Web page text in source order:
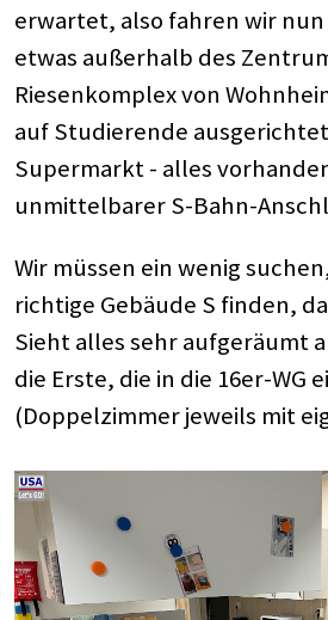
erwartet, also fahren wir
etwas außerhalb des
Riesenkomplex von
auf Studierende
Supermarkt - alles
unmittelbarer S-Bahn-
Wir müssen ein wenig
richtige Gebäude S finden,
Sieht alles sehr aufgeräumt
die Erste, die in die 16er-WG
(Doppelzimmer jeweils mit